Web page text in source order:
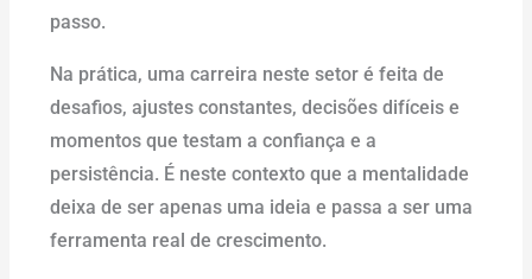
passo.
Na prática, uma carreira neste setor é feita de
desafios, ajustes constantes, decisões difíceis e
momentos que testam a confiança e a
persistência. É neste contexto que a mentalidade
deixa de ser apenas uma ideia e passa a ser uma
ferramenta real de crescimento.